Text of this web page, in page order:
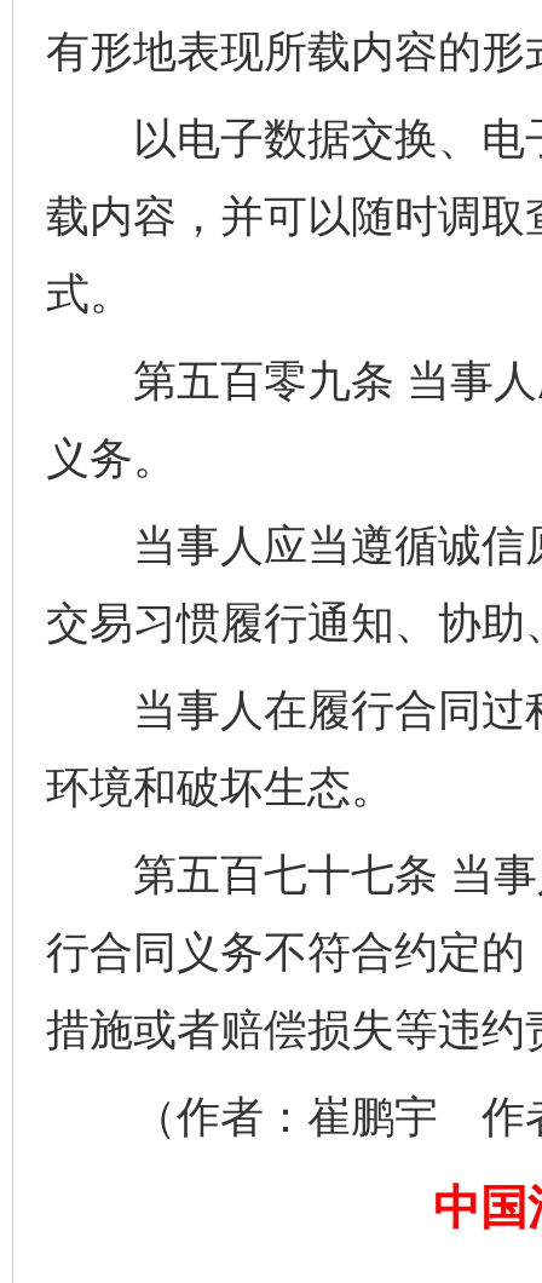
有形地表现所载内容的形
以电子数据交换、电
载内容，并可以随时调
式。
第五百零九条 当事人
义务。
当事人应当遵循诚信
交易习惯履行通知、协助
当事人在履行合同过
环境和破坏生态。
第五百七十七条 当事
行合同义务不符合约定
措施或者赔偿损失等违约
（作者：崔鹏宇 作者
中国